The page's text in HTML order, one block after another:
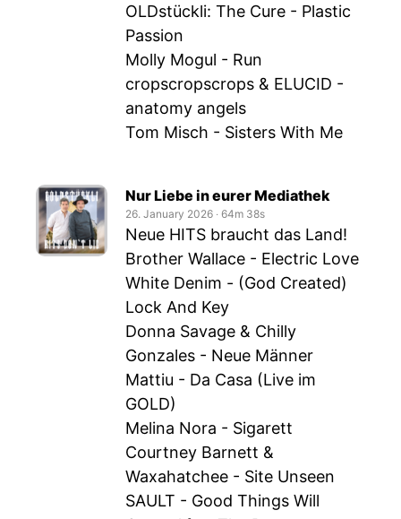
OLDstückli: The Cure - Plastic
Passion
Molly Mogul - Run
cropscropscrops & ELUCID -
anatomy angels
Tom Misch - Sisters With Me
Nur Liebe in eurer Mediathek
26. January 2026 ‧ 64m 38s
Neue HITS braucht das Land!
Brother Wallace - Electric Love
White Denim - (God Created)
Lock And Key
Donna Savage & Chilly
Gonzales - Neue Männer
Mattiu - Da Casa (Live im
GOLD)
Melina Nora - Sigarett
Courtney Barnett &
Waxahatchee - Site Unseen
SAULT - Good Things Will